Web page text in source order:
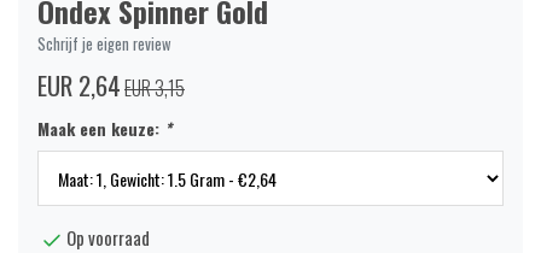
Ondex Spinner Gold
Schrijf je eigen review
EUR 2,64EUR 3,15
Maak een keuze: *
Op voorraad